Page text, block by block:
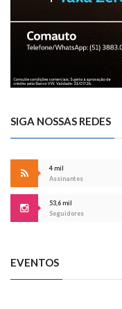
SIGA NOSSAS REDES
4 mil
Assinantes
53,6 mil
Seguidores
EVENTOS